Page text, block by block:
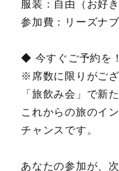
服装：自由（お好
参加費：リーズナ
◆ 今すぐご予約を
※席数に限りがござ
「旅飲み会」で新
これからの旅のイ
チャンスです。
あなたの参加が、